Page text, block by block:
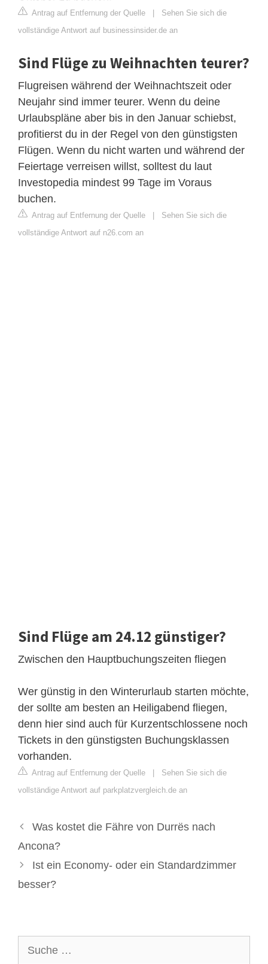
Antrag auf Entfernung der Quelle | Sehen Sie sich die
vollständige Antwort auf businessinsider.de an
Sind Flüge zu Weihnachten teurer?
Flugreisen während der Weihnachtszeit oder
Neujahr sind immer teurer. Wenn du deine
Urlaubspläne aber bis in den Januar schiebst,
profitierst du in der Regel von den günstigsten
Flügen. Wenn du nicht warten und während der
Feiertage verreisen willst, solltest du laut
Investopedia mindest 99 Tage im Voraus
buchen.
Antrag auf Entfernung der Quelle | Sehen Sie sich die
vollständige Antwort auf n26.com an
Sind Flüge am 24.12 günstiger?
Zwischen den Hauptbuchungszeiten fliegen
Wer günstig in den Winterurlaub starten möchte,
der sollte am besten an Heiligabend fliegen,
denn hier sind auch für Kurzentschlossene noch
Tickets in den günstigsten Buchungsklassen
vorhanden.
Antrag auf Entfernung der Quelle | Sehen Sie sich die
vollständige Antwort auf parkplatzvergleich.de an
Was kostet die Fähre von Durrës nach
Ancona?
Ist ein Economy- oder ein Standardzimmer
besser?
nach: